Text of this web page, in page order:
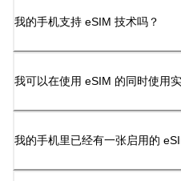
我的手机支持 eSIM 技术吗？
我可以在使用 eSIM 的同时使用
我的手机里已经有一张启用的